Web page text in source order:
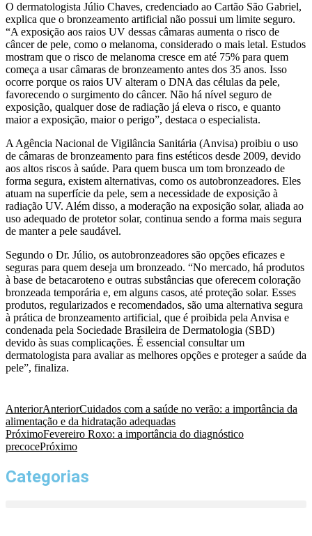
O dermatologista Júlio Chaves, credenciado ao Cartão São Gabriel,
explica que o bronzeamento artificial não possui um limite seguro.
“A exposição aos raios UV dessas câmaras aumenta o risco de
câncer de pele, como o melanoma, considerado o mais letal. Estudos
mostram que o risco de melanoma cresce em até 75% para quem
começa a usar câmaras de bronzeamento antes dos 35 anos. Isso
ocorre porque os raios UV alteram o DNA das células da pele,
favorecendo o surgimento do câncer. Não há nível seguro de
exposição, qualquer dose de radiação já eleva o risco, e quanto
maior a exposição, maior o perigo”, destaca o especialista.
A Agência Nacional de Vigilância Sanitária (Anvisa) proibiu o uso
de câmaras de bronzeamento para fins estéticos desde 2009, devido
aos altos riscos à saúde. Para quem busca um tom bronzeado de
forma segura, existem alternativas, como os autobronzeadores. Eles
atuam na superfície da pele, sem a necessidade de exposição à
radiação UV. Além disso, a moderação na exposição solar, aliada ao
uso adequado de protetor solar, continua sendo a forma mais segura
de manter a pele saudável.
Segundo o Dr. Júlio, os autobronzeadores são opções eficazes e
seguras para quem deseja um bronzeado. “No mercado, há produtos
à base de betacaroteno e outras substâncias que oferecem coloração
bronzeada temporária e, em alguns casos, até proteção solar. Esses
produtos, regularizados e recomendados, são uma alternativa segura
à prática de bronzeamento artificial, que é proibida pela Anvisa e
condenada pela Sociedade Brasileira de Dermatologia (SBD)
devido às suas complicações. É essencial consultar um
dermatologista para avaliar as melhores opções e proteger a saúde da
pele”, finaliza.
AnteriorAnteriorCuidados com a saúde no verão: a importância da
alimentação e da hidratação adequadas
PróximoFevereiro Roxo: a importância do diagnóstico
precocePróximo
Categorias